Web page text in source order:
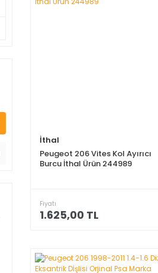
İthal
Peugeot 206 Vites Kol Ayırıcı
Burcu İthal Ürün 244989
Fiyatı
1.625,00 TL